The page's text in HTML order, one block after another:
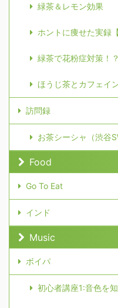
緑茶＆レモン効果
ホントに痩せた実録
緑茶で花粉症対策！？
ほうじ茶とカフェイ
訪問録
お茶シーシャ（渋谷
Food
Go To Eat
インド
Music
ボイパ
初心者講座1:音色を